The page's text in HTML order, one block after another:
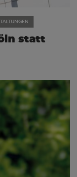
statt